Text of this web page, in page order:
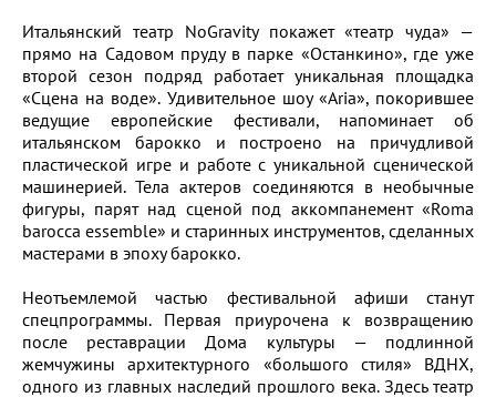
Итальянский театр NoGravity покажет «театр чуда» —
прямо на Садовом пруду в парке «Останкино», где уже
второй сезон подряд работает уникальная площадка
«Сцена на воде». Удивительное шоу «Aria», покорившее
ведущие европейские фестивали, напоминает об
итальянском барокко и построено на причудливой
пластической игре и работе с уникальной сценической
машинерией. Тела актеров соединяются в необычные
фигуры, парят над сценой под аккомпанемент «Roma
barocca essemble» и старинных инструментов, сделанных
мастерами в эпоху барокко.
Неотъемлемой частью фестивальной афиши станут
спецпрограммы. Первая приурочена к возвращению
после реставрации Дома культуры — подлинной
жемчужины архитектурного «большого стиля» ВДНХ,
одного из главных наследий прошлого века. Здесь театр